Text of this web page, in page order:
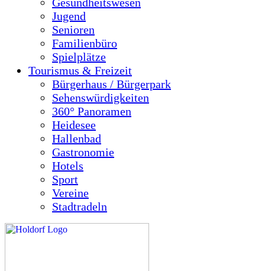
Jugend
Senioren
Familienbüro
Spielplätze
Tourismus & Freizeit
Bürgerhaus / Bürgerpark
Sehenswürdigkeiten
360° Panoramen
Heidesee
Hallenbad
Gastronomie
Hotels
Sport
Vereine
Stadtradeln